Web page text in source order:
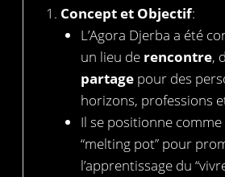
Concept et Objectif:
L’Agora Djerba a été
un lieu de rencontre,
partage pour des
horizons, professions
Il se positionne
“melting pot” pour
l’apprentissage du